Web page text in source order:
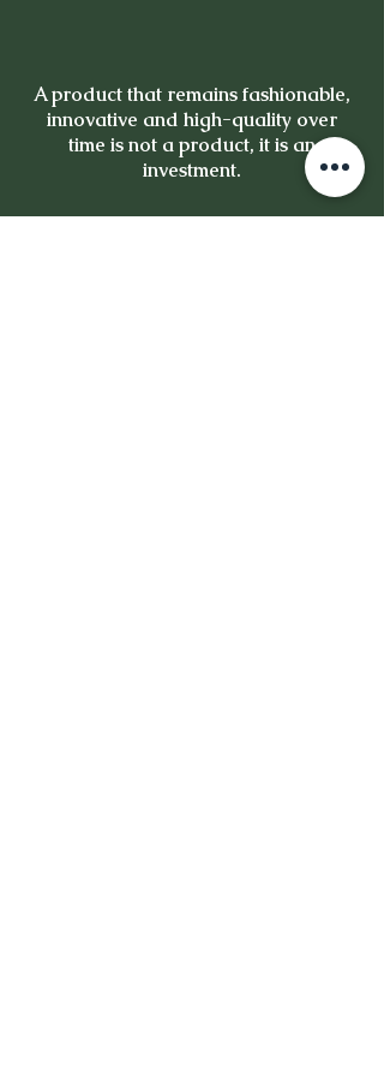
A product that remains fashionable,
innovative and high-quality over
time is not a product, it is an
investment.